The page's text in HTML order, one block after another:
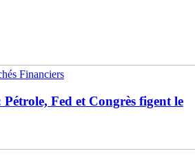
Financiers
Fed et Congrès figent le